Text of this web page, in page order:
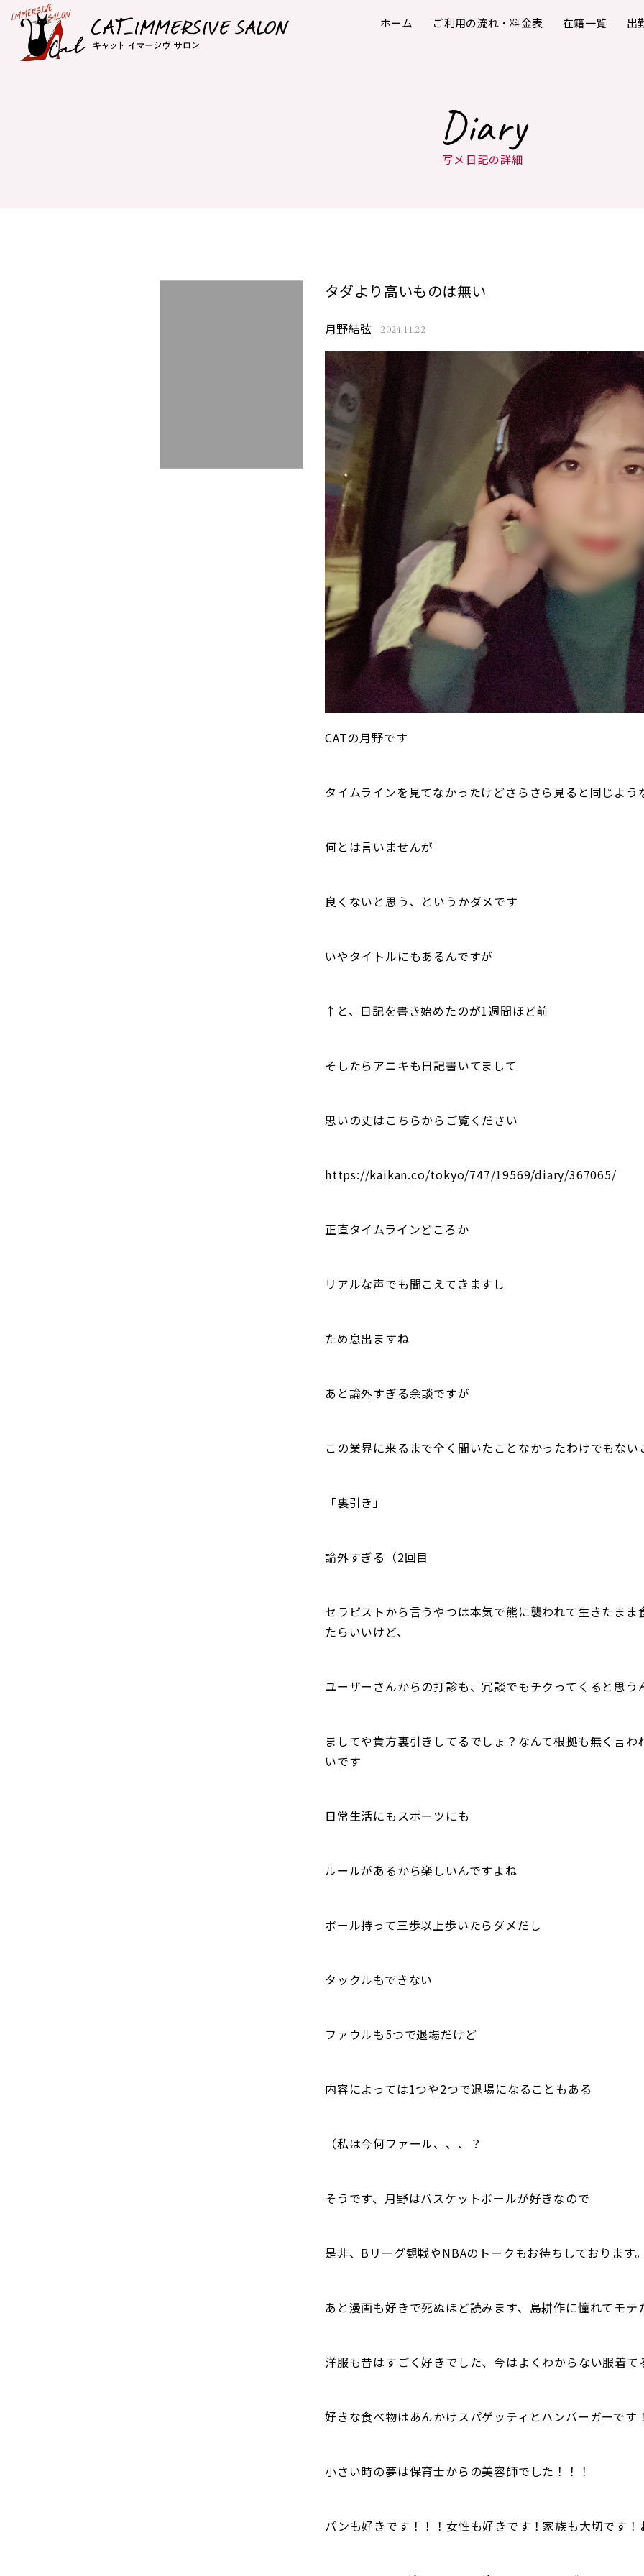
ホーム ご利用の流れ・料金表 在籍一覧 出
Diary
写メ日記の詳細
タダより高いものは無い
月野結弦 2024.11.22
CATの月野です
タイムラインを見てなかったけどさらさら見ると同じよう
何とは言いませんが
良くないと思う、というかダメです
いやタイトルにもあるんですが
↑と、日記を書き始めたのが1週間ほど前
そしたらアニキも日記書いてまして
思いの丈はこちらからご覧ください
https://kaikan.co/tokyo/747/19569/diary/367065/
正直タイムラインどころか
リアルな声でも聞こえてきますし
ため息出ますね
あと論外すぎる余談ですが
この業界に来るまで全く聞いたことなかったわけでもない
「裏引き」
論外すぎる（2回目
セラピストから言うやつは本気で熊に襲われて生きたま
たらいいけど、
ユーザーさんからの打診も、冗談でもチクってくると思う
ましてや貴方裏引きしてるでしょ？なんて根拠も無く言
いです
日常生活にもスポーツにも
ルールがあるから楽しいんですよね
ボール持って三歩以上歩いたらダメだし
タックルもできない
ファウルも5つで退場だけど
内容によっては1つや2つで退場になることもある
（私は今何ファール、、、？
そうです、月野はバスケットボールが好きなので
是非、Bリーグ観戦やNBAのトークもお待ちしております
あと漫画も好きで死ぬほど読みます、島耕作に憧れてモ
洋服も昔はすごく好きでした、今はよくわからない服着
好きな食べ物はあんかけスパゲッティとハンバーガーです
小さい時の夢は保育士からの美容師でした！！！
パンも好きです！！！女性も好きです！家族も大切です